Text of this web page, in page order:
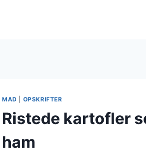
MAD OPSKRIFTER
Ristede kartofler
ham